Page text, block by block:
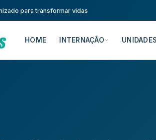
para transformar vidas
HOME INTERNAÇÃO UNIDADES